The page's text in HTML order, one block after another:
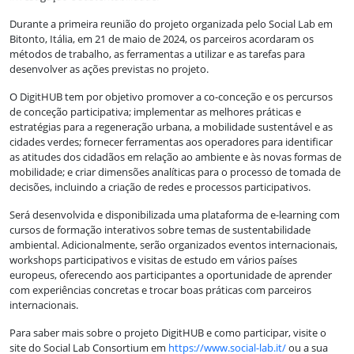
Durante a primeira reunião do projeto organizada pelo Social Lab em
Bitonto, Itália, em 21 de maio de 2024, os parceiros acordaram os
métodos de trabalho, as ferramentas a utilizar e as tarefas para
desenvolver as ações previstas no projeto.
O DigitHUB tem por objetivo promover a co-conceção e os percursos
de conceção participativa; implementar as melhores práticas e
estratégias para a regeneração urbana, a mobilidade sustentável e as
cidades verdes; fornecer ferramentas aos operadores para identificar
as atitudes dos cidadãos em relação ao ambiente e às novas formas de
mobilidade; e criar dimensões analíticas para o processo de tomada de
decisões, incluindo a criação de redes e processos participativos.
Será desenvolvida e disponibilizada uma plataforma de e-learning com
cursos de formação interativos sobre temas de sustentabilidade
ambiental. Adicionalmente, serão organizados eventos internacionais,
workshops participativos e visitas de estudo em vários países
europeus, oferecendo aos participantes a oportunidade de aprender
com experiências concretas e trocar boas práticas com parceiros
internacionais.
Para saber mais sobre o projeto DigitHUB e como participar, visite o
site do Social Lab Consortium em https://www.social-lab.it/ou a sua